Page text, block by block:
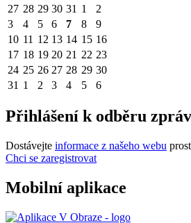
27 28 29 30 31 1
2
3
4 5 6 7 8
9
10 11 12 13 14 15 16
17 18 19 20 21 22 23
24 25 26 27 28 29 30
31 1 2 3 4 5 6
Přihlášení k odběru zpráv
Dostávejte informace z našeho webu
Chci se zaregistrovat
Mobilní aplikace